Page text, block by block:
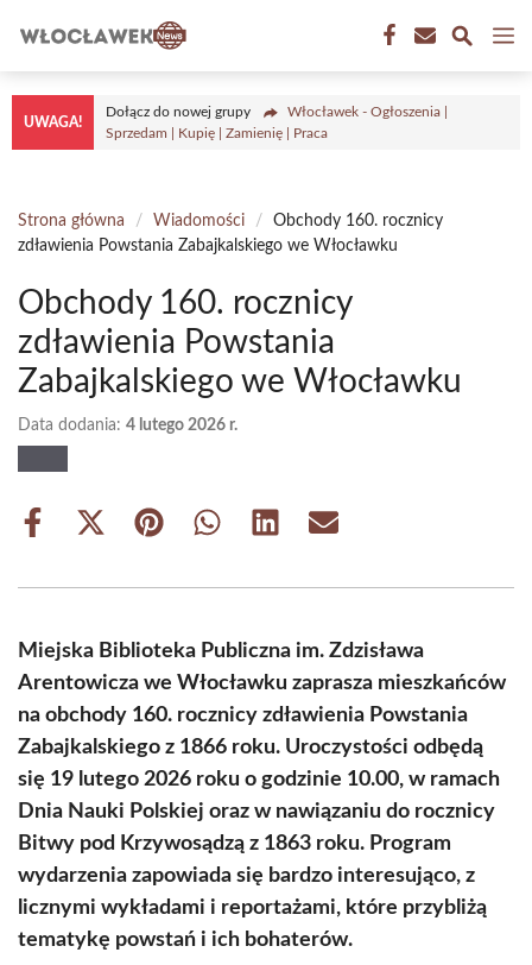
treści
UWAGA!
Dołącz do nowej grupy
Włocławek - Ogłoszenia |
Sprzedam | Kupię | Zamienię | Praca
Strona główna / Wiadomości /
Obchody 160. rocznicy
zdławienia Powstania Zabajkalskiego we Włocławku
Obchody 160. rocznicy
zdławienia Powstania
Zabajkalskiego we Włocławku
Data dodania: 4 lutego 2026 r.
Share
Share
(Twitter)
Share Share Share Share
Miejska Biblioteka Publiczna im. Zdzisława
Arentowicza we Włocławku zaprasza mieszkańców
na obchody 160. rocznicy zdławienia Powstania
Zabajkalskiego z 1866 roku. Uroczystości odbędą
się 19 lutego 2026 roku o godzinie 10.00, w ramach
Dnia Nauki Polskiej oraz w nawiązaniu do rocznicy
Bitwy pod Krzywosądzą z 1863 roku. Program
wydarzenia zapowiada się bardzo interesująco, z
licznymi wykładami i reportażami, które przybliżą
tematykę powstań i ich bohaterów.